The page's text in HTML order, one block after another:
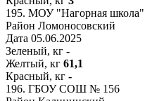
195. МОУ "Нагорная школа"
Район Ломоносовский
Дата 05.06.2025
Зеленый, кг -
Желтый, кг 61,1
Красный, кг -
196. ГБОУ СОШ № 156